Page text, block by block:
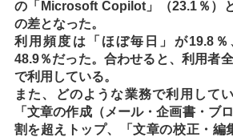
の「Microsoft Copilot」（23.1％）
の差となった。
利用頻度は「ほぼ毎日」が19.8
48.9％だった。合わせると、利用者
で利用している。
また、どのような業務で利用して
「文章の作成（メール・企画書・ブ
割を超えトップ、「文章の校正・編